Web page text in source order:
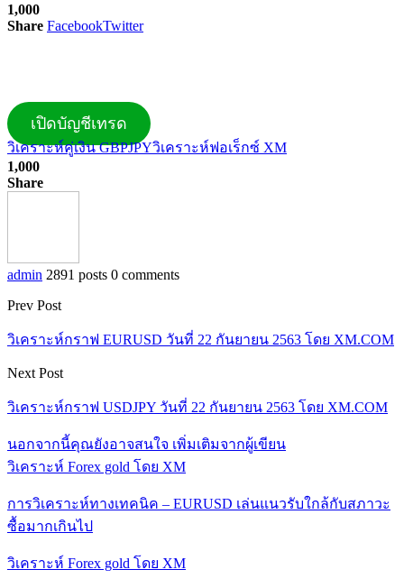
1,000
Share FacebookTwitter
เปิดบัญชีเทรด
วิเคราะห์คู่เงิน GBPJPYวิเคราะห์ฟอเร็กซ์ XM
1,000
Share
admin 2891 posts 0 comments
Prev Post
วิเคราะห์กราฟ EURUSD วันที่ 22 กันยายน 2563 โดย XM.COM
Next Post
วิเคราะห์กราฟ USDJPY วันที่ 22 กันยายน 2563 โดย XM.COM
นอกจากนี้คุณยังอาจสนใจ เพิ่มเติมจากผู้เขียน
วิเคราะห์ Forex gold โดย XM
การวิเคราะห์ทางเทคนิค – EURUSD เล่นแนวรับใกล้กับสภาวะ
ซื้อมากเกินไป
วิเคราะห์ Forex gold โดย XM